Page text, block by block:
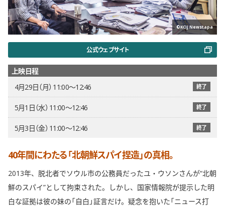
©KCIJ Newstapa
公式ウェブサイト
上映日程
4月29日（月） 11:00〜12:46
終了
5月1日（水） 11:00〜12:46 終了
5月3日（金） 11:00〜12:46 終了
40年間にわたる「北朝鮮スパイ捏造」の真相。
2013年、脱北者でソウル市の公務員だったユ・ウソンさんが“北朝
鮮のスパイ”として拘束された。しかし、国家情報院が提示した明
白な証拠は彼の妹の「自白」証言だけ。疑念を抱いた「ニュース打